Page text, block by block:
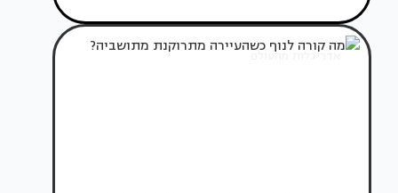
אדריכלות מהעולם